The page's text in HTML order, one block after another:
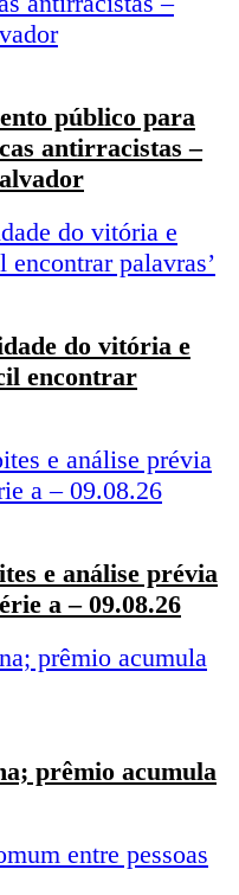
público para
antirracistas –
do vitória e
encontrar
e análise prévia
a – 09.08.26
prêmio acumula